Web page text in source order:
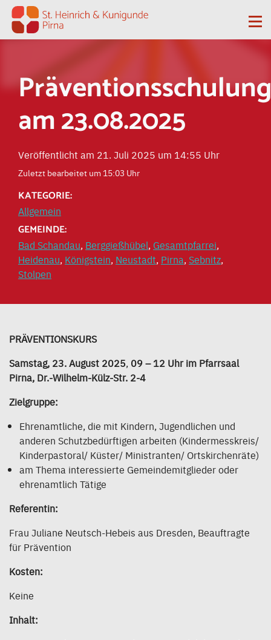
Zum Inhalt springen
am 23.08.2025
Veröffentlicht am 21. Juli 2025 um 14:55 Uhr
Zuletzt bearbeitet um 15:03 Uhr
KATEGORIE:
Allgemein
GEMEINDE:
Bad Schandau, Berggießhübel, Gesamtpfarrei,
Heidenau, Königstein, Neustadt, Pirna, Sebnitz,
Stolpen
PRÄVENTIONSKURS
Samstag, 23. August 2025, 09 – 12 Uhr im Pfarrsaal
Pirna, Dr.-Wilhelm-Külz-Str. 2-4
Zielgruppe:
Ehrenamtliche, die mit Kindern, Jugendlichen und
anderen Schutzbedürftigen arbeiten (Kindermesskreis/
Kinderpastoral/ Küster/ Ministranten/ Ortskirchenräte)
am Thema interessierte Gemeindemitglieder oder
ehrenamtlich Tätige
Referentin:
Frau Juliane Neutsch-Hebeis aus Dresden, Beauftragte
für Prävention
Kosten:
Keine
Inhalt: